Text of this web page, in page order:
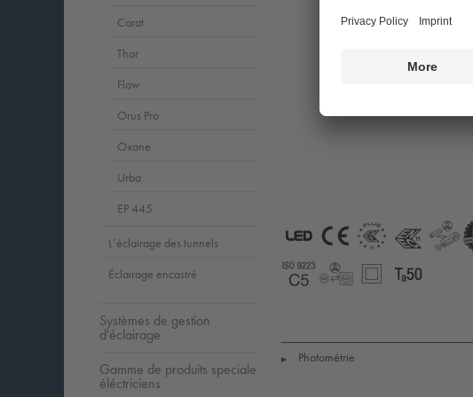
LED
+
▶ Photométrie
Carat
Thor
Flow
Orus Pro
Oxane
Urba
EP 445
L’éclairage des tunnels
Éclairage encastré
Systèmes de gestion
d'éclairage
Gamme de produits speciale
éléctriciens